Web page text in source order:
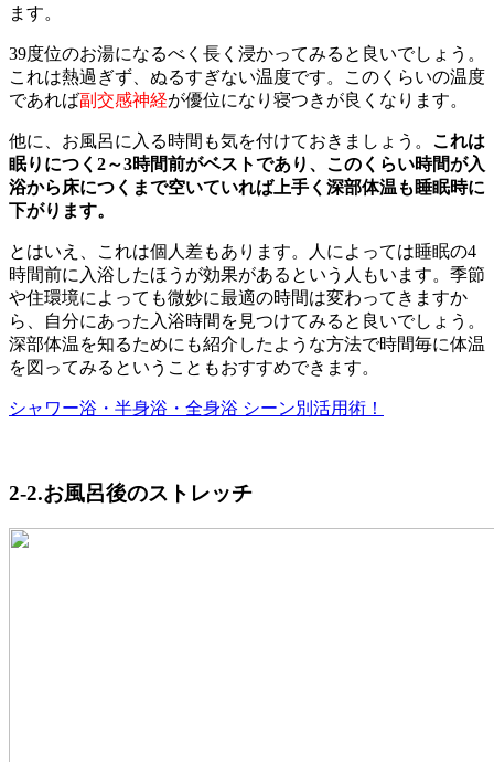
ます。
39度位のお湯になるべく長く浸かってみると良いでしょう。
これは熱過ぎず、ぬるすぎない温度です。このくらいの温度
であれば副交感神経が優位になり寝つきが良くなります。
他に、お風呂に入る時間も気を付けておきましょう。 これは
眠りにつく2～3時間前がベストであり、このくらい時間が入
浴から床につくまで空いていれば上手く深部体温も睡眠時に
下がります。
とはいえ、これは個人差もあります。人によっては睡眠の4
時間前に入浴したほうが効果があるという人もいます。季節
や住環境によっても微妙に最適の時間は変わってきますか
ら、自分にあった入浴時間を見つけてみると良いでしょう。
深部体温を知るためにも紹介したような方法で時間毎に体温
を図ってみるということもおすすめできます。
シャワー浴・半身浴・全身浴 シーン別活用術！
2-2.お風呂後のストレッチ